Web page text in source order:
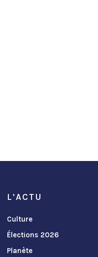
L'ACTU
Culture
Élections 2026
Planète